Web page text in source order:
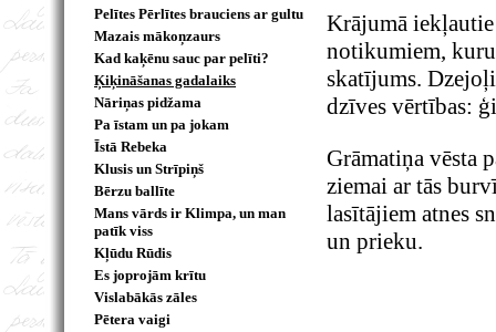
Pelītes Pērlītes brauciens ar gultu
Mazais mākoņzaurs
Kad kaķēnu sauc par pelīti?
Ķiķināšanas gadalaiks
Nāriņas pidžama
Pa īstam un pa jokam
Īstā Rebeka
Klusis un Strīpiņš
Bērzu ballīte
Mans vārds ir Klimpa, un man
patīk viss
Kļūdu Rūdis
Es joprojām krītu
Vislabākās zāles
Pētera vaigi
Krājumā
notikumiem,
skatījums.
dzīves vērtības:
Grāmatiņa vēsta
ziemai ar tās
lasītājiem atnes
un prieku.